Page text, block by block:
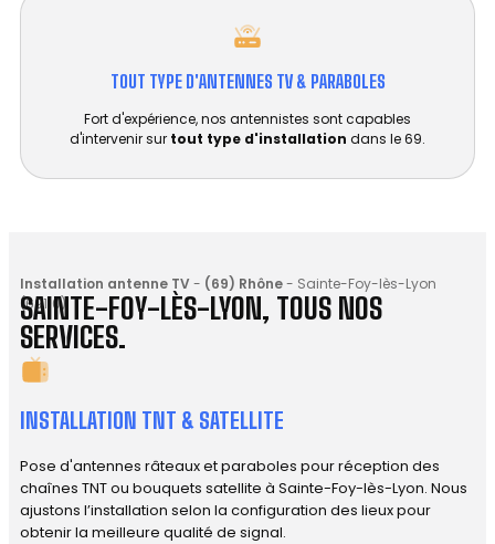
TOUT TYPE D'ANTENNES TV & PARABOLES
Fort d'expérience, nos antennistes sont capables
d'intervenir sur tout type d'installation dans le 69.
Installation antenne TV- (69) Rhône- Sainte-Foy-lès-Lyon
(69110)
SAINTE-FOY-LÈS-LYON, TOUS NOS
SERVICES.
INSTALLATION TNT & SATELLITE
Pose d'antennes râteaux et paraboles pour réception des
chaînes TNT ou bouquets satellite à Sainte-Foy-lès-Lyon. Nous
ajustons l’installation selon la configuration des lieux pour
obtenir la meilleure qualité de signal.